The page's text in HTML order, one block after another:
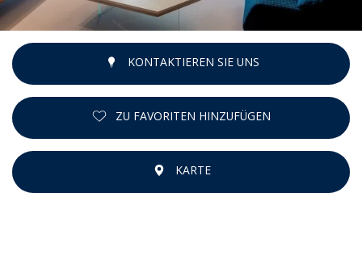
KONTAKTIEREN SIE UNS
ZU FAVORITEN HINZUFÜGEN
KARTE